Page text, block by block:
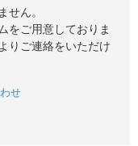
せん。
をご用意しておりま
りご連絡をいただけ
せ